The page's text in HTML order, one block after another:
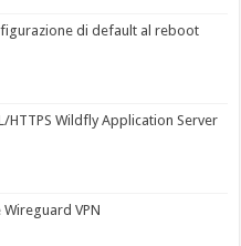
di default al reboot
HTTPS Wildfly Application Server
VPN